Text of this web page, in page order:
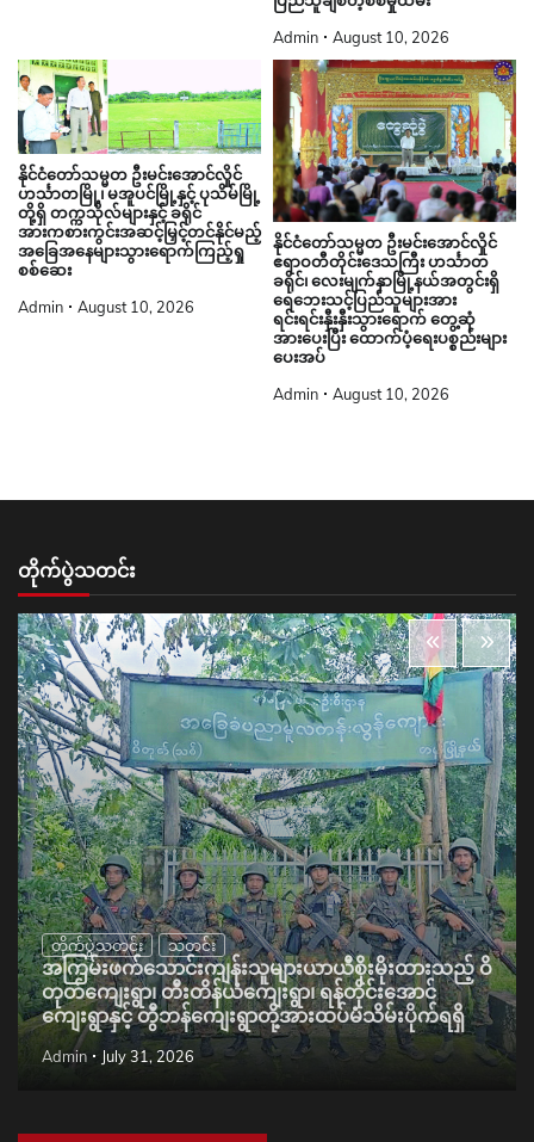
Admin August 10, 2026
နိုင်ငံတော်သမ္မတ ဦးမင်းအောင်လှိုင်
ဟင်္သာတမြို့၊ မအူပင်မြို့နှင့် ပုသိမ်မြို့
တို့ရှိ တက္ကသိုလ်များနှင့် ခရိုင်
အားကစားကွင်းအဆင့်မြှင့်တင်နိုင်မည့်
အခြေအနေများသွားရောက်ကြည့်ရှု
စစ်ဆေး
Admin August 10, 2026
နိုင်ငံတော်သမ္မတ ဦးမင်းအောင်လှိုင်
ဧရာဝတီတိုင်းဒေသကြီး ဟင်္သာတ
ခရိုင်၊ လေးမျက်နှာမြို့နယ်အတွင်းရှိ
ရေဘေးသင့်ပြည်သူများအား
ရင်းရင်းနှီးနှီးသွားရောက် တွေ့ဆုံ
အားပေးပြီး ထောက်ပံ့ရေးပစ္စည်းများ
ပေးအပ်
Admin August 10, 2026
တိုက်ပွဲသတင်း
တိုက်ပွဲသတင်း သတင်း
အကြမ်းဖက်သောင်းကျန်းသူများယာယီစိုးမိုးထားသည့် ဝိ
တုတ်ကျေးရွာ၊ တီးတိန်ယံကျေးရွာ၊ ရန်တိုင်းအောင်
ကျေးရွာနှင့် တွီဘန်ကျေးရွာတို့အားထပ်မံသိမ်းပိုက်ရရှိ
Admin July 31, 2026